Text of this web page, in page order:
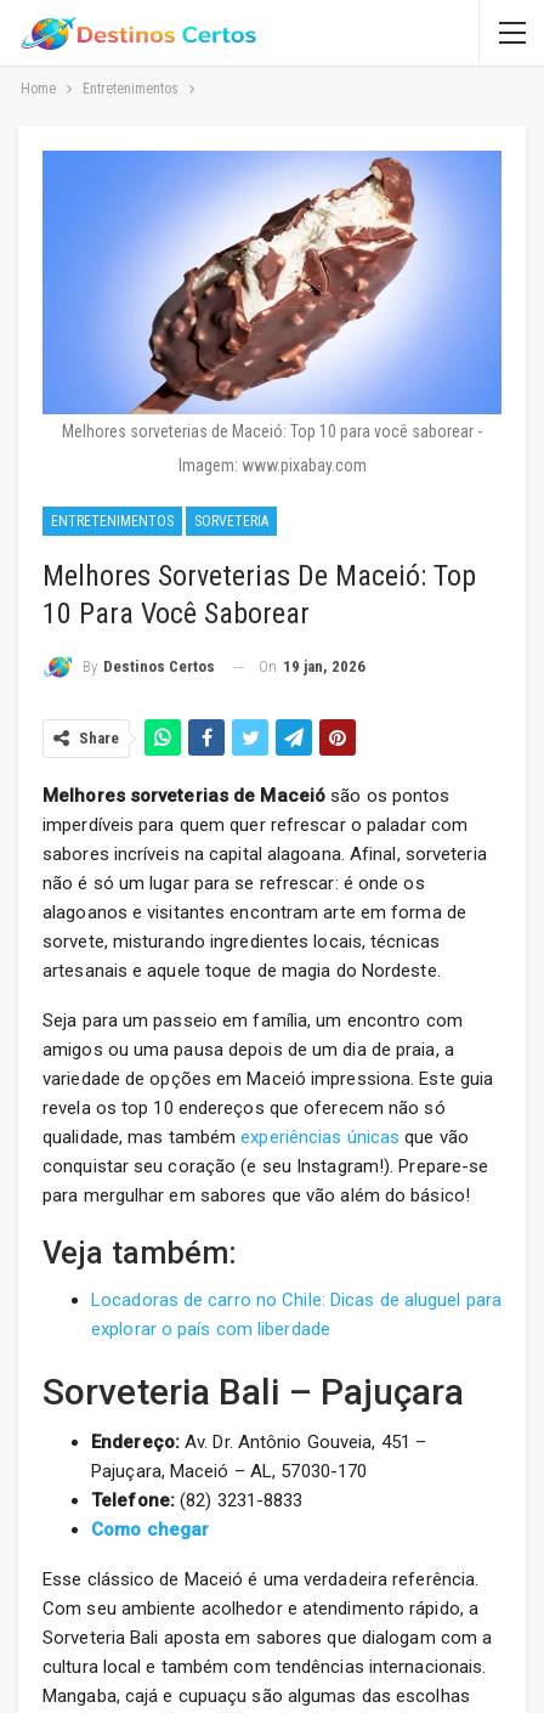
Home Entretenimentos
Melhores sorveterias de Maceió: Top 10 para você saborear -
Imagem: www.pixabay.com
ENTRETENIMENTOS SORVETERIA
Melhores Sorveterias De Maceió: Top
10 Para Você Saborear
By Destinos Certos On 19 jan, 2026
Share
Melhores sorveterias de Maceió são os pontos
imperdíveis para quem quer refrescar o paladar com
sabores incríveis na capital alagoana. Afinal, sorveteria
não é só um lugar para se refrescar: é onde os
alagoanos e visitantes encontram arte em forma de
sorvete, misturando ingredientes locais, técnicas
artesanais e aquele toque de magia do Nordeste.
Seja para um passeio em família, um encontro com
amigos ou uma pausa depois de um dia de praia, a
variedade de opções em Maceió impressiona. Este guia
revela os top 10 endereços que oferecem não só
qualidade, mas tambémexperiências únicas que vão
conquistar seu coração (e seu Instagram!). Prepare-se
para mergulhar em sabores que vão além do básico!
Veja também:
Locadoras de carro no Chile: Dicas de aluguel para
explorar o país com liberdade
Sorveteria Bali – Pajuçara
Endereço:Av. Dr. Antônio Gouveia, 451 –
Pajuçara, Maceió – AL, 57030-170
Telefone:(82) 3231-8833
Como chegar
Esse clássico de Maceió é uma verdadeira referência.
Com seu ambiente acolhedor e atendimento rápido, a
Sorveteria Bali aposta em sabores que dialogam com a
cultura local e também com tendências internacionais.
Mangaba, cajá e cupuaçu são algumas das escolhas